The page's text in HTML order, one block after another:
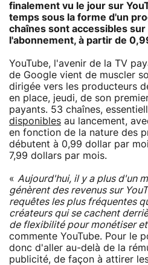
finalement vu le jour sur
temps sous la forme d'un
chaînes sont accessibles sur
l'abonnement, à partir de
YouTube, l'avenir de la TV
de Google vient de muscler
dirigée vers les producteurs
en place, jeudi, de son
payants. 53 chaînes,
disponibles au lancement,
en fonction de la nature des
débutent à 0,99 dollar par
7,99 dollars par mois.
« Aujourd'hui, il y a plus d'un
génèrent des revenus sur
requêtes les plus fréquentes
créateurs qui se cachent
de flexibilité pour monétiser
commente YouTube. Pour le
donc d'aller au-delà de la
publicité, de façon à attirer